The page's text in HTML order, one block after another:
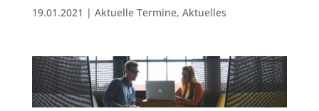
19.01.2021 | Aktuelle Termine, Aktuelles